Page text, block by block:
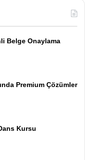
Belge Onaylama
Premium Çözümler
Kursu